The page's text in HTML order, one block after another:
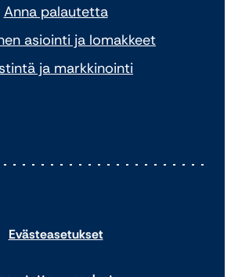
Anna palautetta
asiointi ja lomakkeet
ja markkinointi
Evästeasetukset